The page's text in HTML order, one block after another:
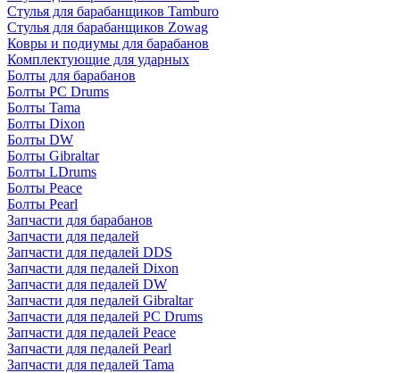
Стулья для барабанщиков Tamburo
Стулья для барабанщиков Zowag
Ковры и подиумы для барабанов
Комплектующие для ударных
Болты для барабанов
Болты PC Drums
Болты Tama
Болты Dixon
Болты DW
Болты Gibraltar
Болты LDrums
Болты Peace
Болты Pearl
Запчасти для барабанов
Запчасти для педалей
Запчасти для педалей DDS
Запчасти для педалей Dixon
Запчасти для педалей DW
Запчасти для педалей Gibraltar
Запчасти для педалей PC Drums
Запчасти для педалей Peace
Запчасти для педалей Pearl
Запчасти для педалей Tama